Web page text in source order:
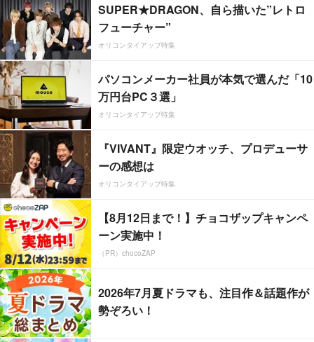
SUPER★DRAGON、自ら描いた”レトロ
フューチャー”
オリコンタイアップ特集
パソコンメーカー社員が本気で選んだ「10
万円台PC３選」
オリコンタイアップ特集
『VIVANT』限定ウオッチ、プロデューサ
ーの感想は
オリコンタイアップ特集
【8月12日まで！】チョコザップキャンペ
ーン実施中！
（PR）chocoZAP
2026年7月夏ドラマも、注目作＆話題作が
勢ぞろい！